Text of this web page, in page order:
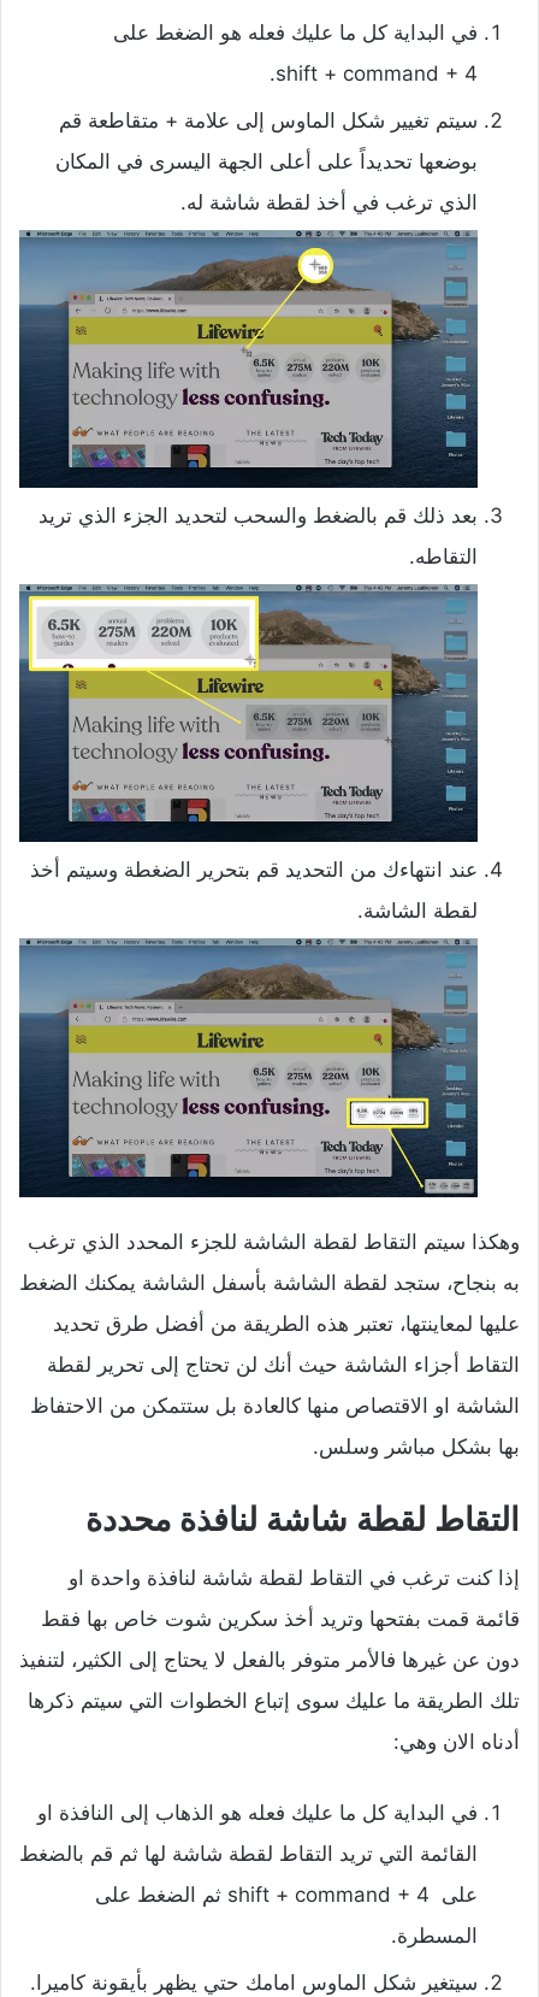
في البداية كل ما عليك فعله هو الضغط على
shift + command + 4.
سيتم تغيير شكل الماوس إلى علامة + متقاطعة قم
بوضعها تحديداً على أعلى الجهة اليسرى في المكان
الذي ترغب في أخذ لقطة شاشة له.
بعد ذلك قم بالضغط والسحب لتحديد الجزء الذي تريد
التقاطه.
عند انتهاءك من التحديد قم بتحرير الضغطة وسيتم أخذ
لقطة الشاشة.
وهكذا سيتم التقاط لقطة الشاشة للجزء المحدد الذي ترغب
به بنجاح، ستجد لقطة الشاشة بأسفل الشاشة يمكنك الضغط
عليها لمعاينتها، تعتبر هذه الطريقة من أفضل طرق تحديد
التقاط أجزاء الشاشة حيث أنك لن تحتاج إلى تحرير لقطة
الشاشة او الاقتصاص منها كالعادة بل ستتمكن من الاحتفاظ
بها بشكل مباشر وسلس.
التقاط لقطة شاشة لنافذة محددة
إذا كنت ترغب في التقاط لقطة شاشة لنافذة واحدة او
قائمة قمت بفتحها وتريد أخذ سكرين شوت خاص بها فقط
دون عن غيرها فالأمر متوفر بالفعل لا يحتاج إلى الكثير، لتنفيذ
تلك الطريقة ما عليك سوى إتباع الخطوات التي سيتم ذكرها
أدناه الان وهي:
في البداية كل ما عليك فعله هو الذهاب إلى النافذة او
القائمة التي تريد التقاط لقطة شاشة لها ثم قم بالضغط
على shift + command + 4 ثم الضغط على
المسطرة.
سيتغير شكل الماوس امامك حتي يظهر بأيقونة كاميرا.